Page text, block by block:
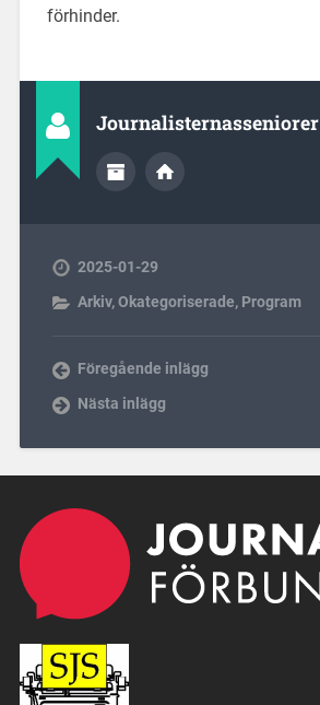
förhinder.
Journalisternasseniorer
2025-01-29
Arkiv,Okategoriserade, Program
Föregående inlägg
Nästa inlägg